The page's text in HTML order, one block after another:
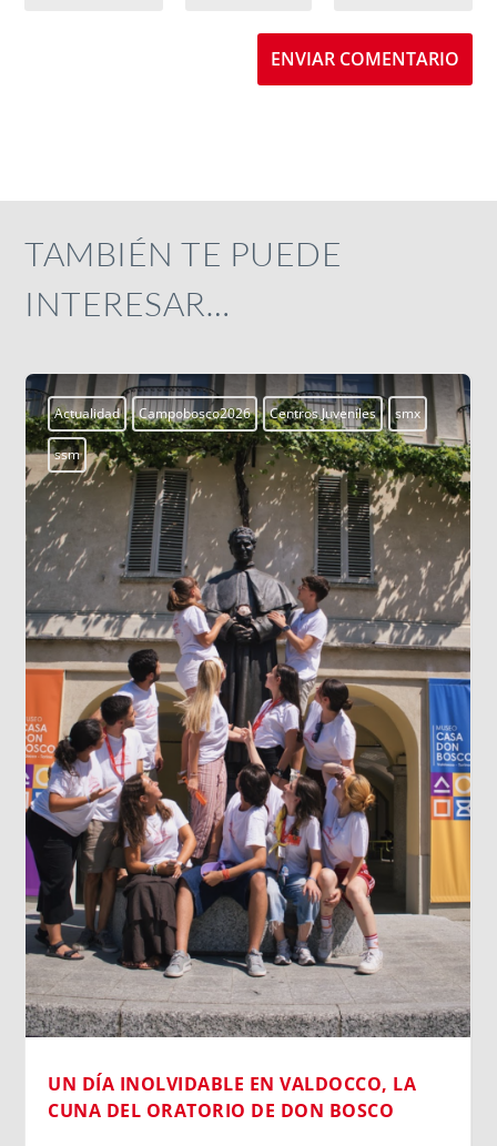
ENVIAR COMENTARIO
TAMBIÉN TE PUEDE
INTERESAR…
smx
LA
Aprendiendo a vivir Blogs
LOS DATOS BIOMÉTRICOS:
IDENTIDAD EN JUEGO
Cada vez que jugamos con la
artificial subiendo nuestra imagen
un avatar gracioso, en el fondo
cediendo una parte de nuestra
escaneo facial no es un simple
inofensivo; nuestra cara es una seña
identidad...
Leer más